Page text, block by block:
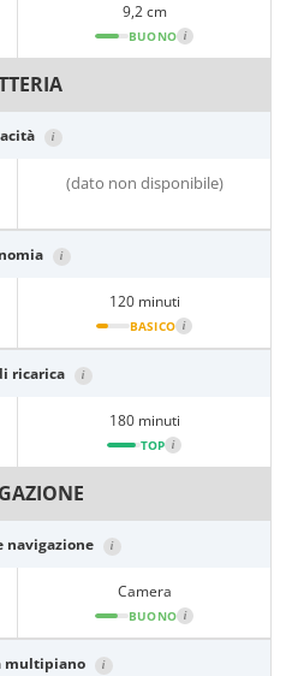
9,2 cm
BUONO i
i
(dato non disponibile)
i
120 minuti
BASICO i
ricarica i
180 minuti
TOP i
navigazione i
Camera
BUONO i
multipiano i